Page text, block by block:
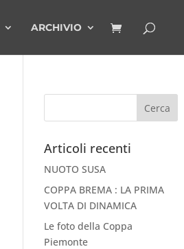
ARCHIVIO
Articoli recenti
NUOTO SUSA
COPPA BREMA : LA PRIMA
VOLTA DI DINAMICA
Le foto della Coppa
Piemonte